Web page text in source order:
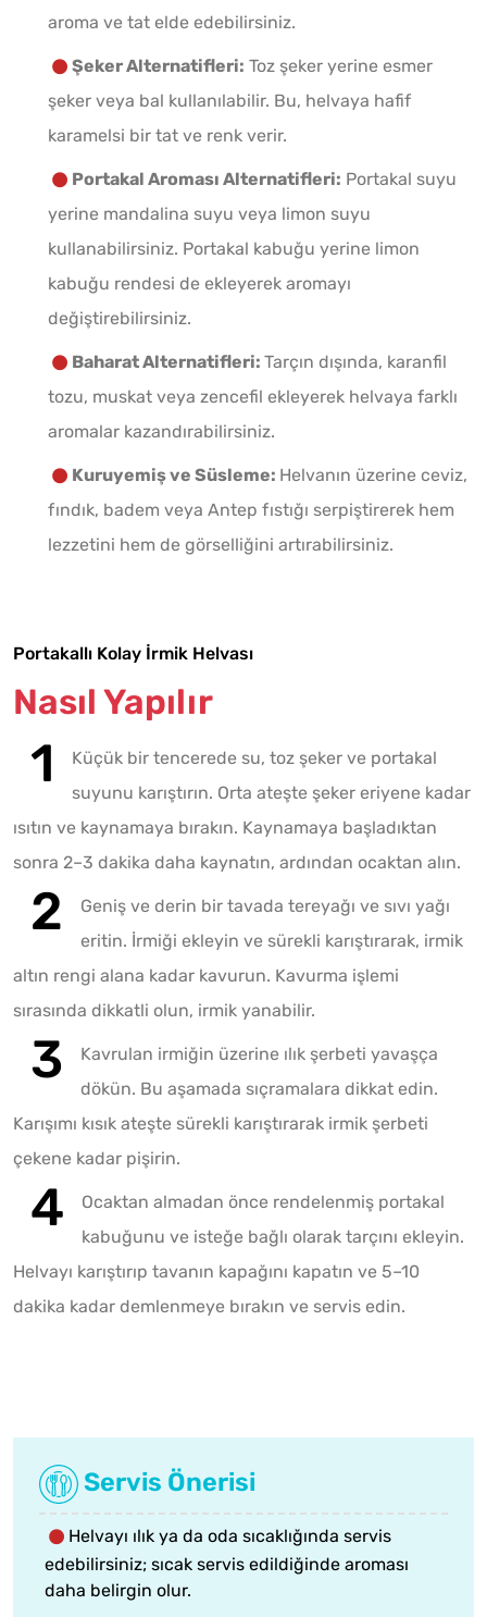
aroma ve tat elde edebilirsiniz.
Şeker Alternatifleri: Toz şeker yerine esmer
şeker veya bal kullanılabilir. Bu, helvaya hafif
karamelsi bir tat ve renk verir.
Portakal Aroması Alternatifleri: Portakal suyu
yerine mandalina suyu veya limon suyu
kullanabilirsiniz. Portakal kabuğu yerine limon
kabuğu rendesi de ekleyerek aromayı
değiştirebilirsiniz.
Baharat Alternatifleri: Tarçın dışında, karanfil
tozu, muskat veya zencefil ekleyerek helvaya farklı
aromalar kazandırabilirsiniz.
Kuruyemiş ve Süsleme: Helvanın üzerine ceviz,
fındık, badem veya Antep fıstığı serpiştirerek hem
lezzetini hem de görselliğini artırabilirsiniz.
Portakallı Kolay İrmik Helvası
Nasıl Yapılır
Küçük bir tencerede su, toz şeker ve portakal
suyunu karıştırın. Orta ateşte şeker eriyene kadar
ısıtın ve kaynamaya bırakın. Kaynamaya başladıktan
sonra 2–3 dakika daha kaynatın, ardından ocaktan alın.
Geniş ve derin bir tavada tereyağı ve sıvı yağı
eritin. İrmiği ekleyin ve sürekli karıştırarak, irmik
altın rengi alana kadar kavurun. Kavurma işlemi
sırasında dikkatli olun, irmik yanabilir.
Kavrulan irmiğin üzerine ılık şerbeti yavaşça
dökün. Bu aşamada sıçramalara dikkat edin.
Karışımı kısık ateşte sürekli karıştırarak irmik şerbeti
çekene kadar pişirin.
Ocaktan almadan önce rendelenmiş portakal
kabuğunu ve isteğe bağlı olarak tarçını ekleyin.
Helvayı karıştırıp tavanın kapağını kapatın ve 5–10
dakika kadar demlenmeye bırakın ve servis edin.
Servis Önerisi
Helvayı ılık ya da oda sıcaklığında servis
edebilirsiniz; sıcak servis edildiğinde aroması
daha belirgin olur.